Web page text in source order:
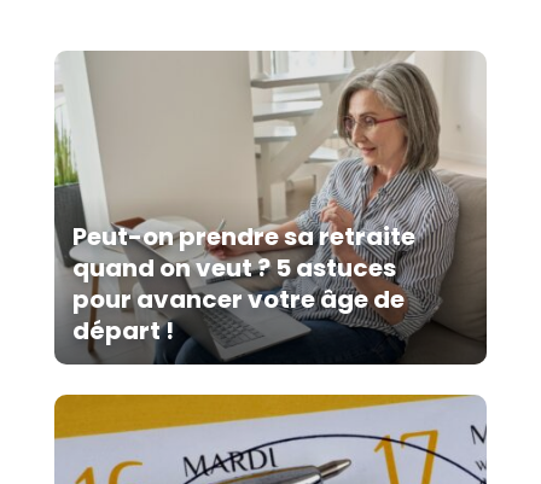
Peut-on prendre sa retraite
quand on veut ? 5 astuces
pour avancer votre âge de
départ !